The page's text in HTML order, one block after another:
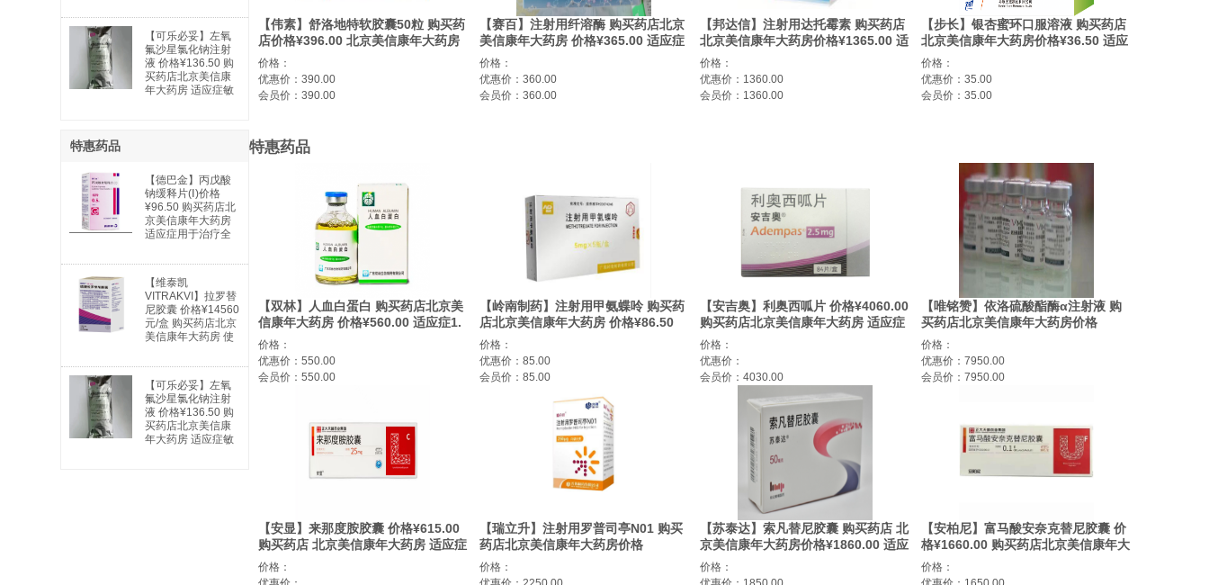
发作；复杂部分性
发作；部分继发全
身性发作。躁狂
症：用于治疗与双
相情感障碍相关的
躁狂发作。
药 实体瘤
【可乐必妥】左氧
氟沙星氯化钠注射
液 价格¥136.50 购
买药店北京美信康
年大药房 适应症敏
特惠药品
【德巴金】丙戊酸
钠缓释片(Ⅰ)价格
¥96.50 购买药店北
京美信康年大药房
适应症用于治疗全
以及特殊类型的综
合症。全身性癫痫
适用于：失神发
作、肌阵挛发作、
强直阵挛发作、失
张力发作及混合型
发作。部分性癫痫
发作；复杂部分性
发作；部分继发全
身性发作。躁狂
症：用于治疗与双
相情感障碍相关的
躁狂发作。
【维泰凯
VITRAKVI】拉罗替
尼胶囊 价格¥14560
元/盒 购买药店北京
美信康年大药房 使
药 实体瘤
【可乐必妥】左氧
氟沙星氯化钠注射
液 价格¥136.50 购
买药店北京美信康
年大药房 适应症敏
【伟素】舒洛地特软胶囊50粒 购买药
店价格¥396.00 北京美信康年大药房
适应症有血栓形成危险的血管疾病。
价格：
优惠价：390.00
会员价：390.00
【赛百】注射用纤溶酶 购买药店北京
美信康年大药房 价格¥365.00 适应症
脑梗死
价格：
优惠价：360.00
会员价：360.00
【邦达信】注射用达托霉素 购买药店
北京美信康年大药房价格¥1365.00 适
应症金黄色葡萄球菌(包括甲氧西林敏
感和甲氧西林耐药)导致的伴发右侧感
染性心内膜炎的血流感染（菌血
症）。如果确定或怀疑的病原体包括
价格：
优惠价：1360.00
会员价：1360.00
【步长】银杏蜜环口服溶液 购买药店
北京美信康年大药房价格¥36.50 适应
症主要用于冠心病、心绞痛 缺血性脑
血管疾病 可改善心、脑缺血性症状。
价格：
优惠价：35.00
会员价：35.00
特惠药品
【双林】人血白蛋白 购买药店北京美
信康年大药房 价格¥560.00 适应症1.
失血创伤、烧伤引起的休克。2.脑水
肿及损伤引起的颅压升高。3.肝硬化
及肾病引起的水肿或腹水。4.低蛋白
血症的防治。5.新生儿高胆红素血
治疗、血液透析的辅助治疗和成人呼
吸窘迫综合征。
价格：
优惠价：550.00
会员价：550.00
【岭南制药】注射用甲氨蝶呤 购买药
店北京美信康年大药房 价格¥86.50
适应症用于 1.各型急性白血病 特别是
急性淋巴细胞白血病；恶性淋巴瘤的
非何杰金淋巴瘤和覃样肉芽肿 多发性
骨髓病。2.恶性葡萄胎、绒毛膜上皮
癌、乳腺癌、卵巢癌、宫颈癌、睾丸
癌。3.头颈部癌、支气管肺癌、各种
软组织肉瘤。4.高剂量用于成骨肉瘤
鞘内注射可用于预防和治疗脑膜白血
病以及恶性淋巴瘤的神经侵犯 本品对
银屑病也有一定疗效。
价格：
优惠价：85.00
会员价：85.00
【安吉奥】利奥西呱片 价格¥4060.00
购买药店北京美信康年大药房 适应症
肺动脉高压
价格：
优惠价：
会员价：4030.00
【唯铭赞】依洛硫酸酯酶α注射液 购
买药店北京美信康年大药房价格
¥7960.00 适应症适用于 IVA 型黏多
糖贮积症患者(MPS IVA，Morquio A
综合征)
价格：
优惠价：7950.00
会员价：7950.00
【安显】来那度胺胶囊 价格¥615.00
购买药店 北京美信康年大药房 适应症
肿瘤
价格：
【瑞立升】注射用罗普司亭N01 购买
药店北京美信康年大药房价格
¥1660.00 适应症用于对其他治疗（例
如皮质类固醇、免疫球蛋白）反应不
价格：
【苏泰达】索凡替尼胶囊 购买药店 北
京美信康年大药房价格¥1860.00 适应
症 神经内分泌瘤
价格：
【安柏尼】富马酸安奈克替尼胶囊 价
格¥1660.00 购买药店北京美信康年大
药房 适应症非小细胞肺癌(NSCLC)。
价格：